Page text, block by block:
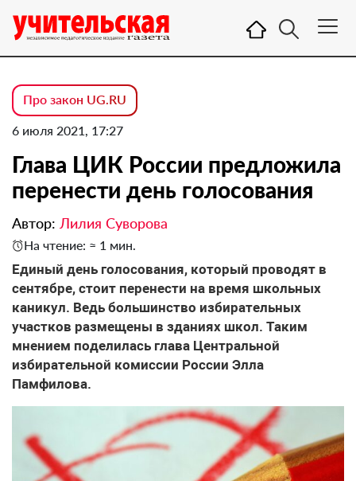
Про закон UG.RU
6 июля 2021, 17:27
Глава ЦИК России предложила
перенести день голосования
Автор: Лилия Суворова
На чтение: ≈ 1 мин.
Единый день голосования, который проводят в
сентябре, стоит перенести на время школьных
каникул. Ведь большинство избирательных
участков размещены в зданиях школ. Таким
мнением поделилась глава Центральной
избирательной комиссии России Элла
Памфилова.